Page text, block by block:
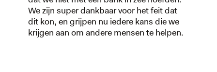
We zijn super dankbaar voor het feit dat
dit kon, en grijpen nu iedere kans die we
krijgen aan om andere mensen te helpen.